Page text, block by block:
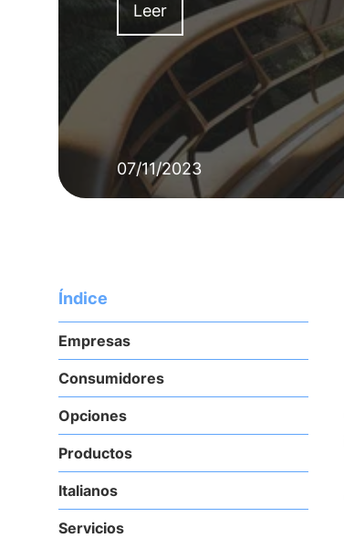
Leer
07/11/2023
Índice
Empresas
Consumidores
Opciones
Productos
Italianos
Servicios